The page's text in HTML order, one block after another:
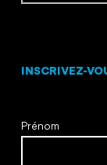
INSCRIVEZ-
Prénom